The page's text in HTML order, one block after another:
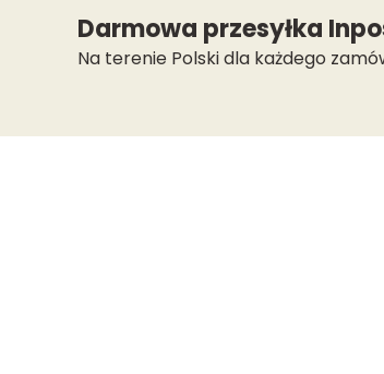
Darmowa przesyłka
Na terenie Polski dla każdego